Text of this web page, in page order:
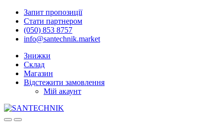
Skip
navigation
Skip
content
Запит пропозиції
Стати партнером
(050) 853 8757
info@santechnik.market
Знижки
Склад
Магазин
Відстежити замовлення
Мій акаунт
OpenClose